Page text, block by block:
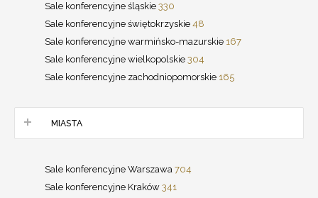
Sale konferencyjne śląskie 330
Sale konferencyjne świętokrzyskie 48
Sale konferencyjne warmińsko-mazurskie 167
Sale konferencyjne wielkopolskie 304
Sale konferencyjne zachodniopomorskie 165
MIASTA
Sale konferencyjne Warszawa 704
Sale konferencyjne Kraków 341